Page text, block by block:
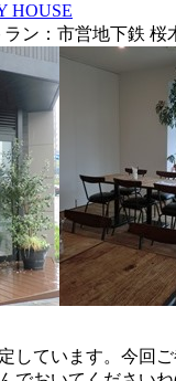
HOUSE
ン：市営地下鉄 桜
しています。今回